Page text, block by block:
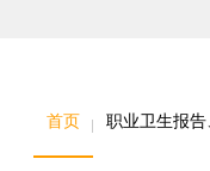
首页 职业卫生报